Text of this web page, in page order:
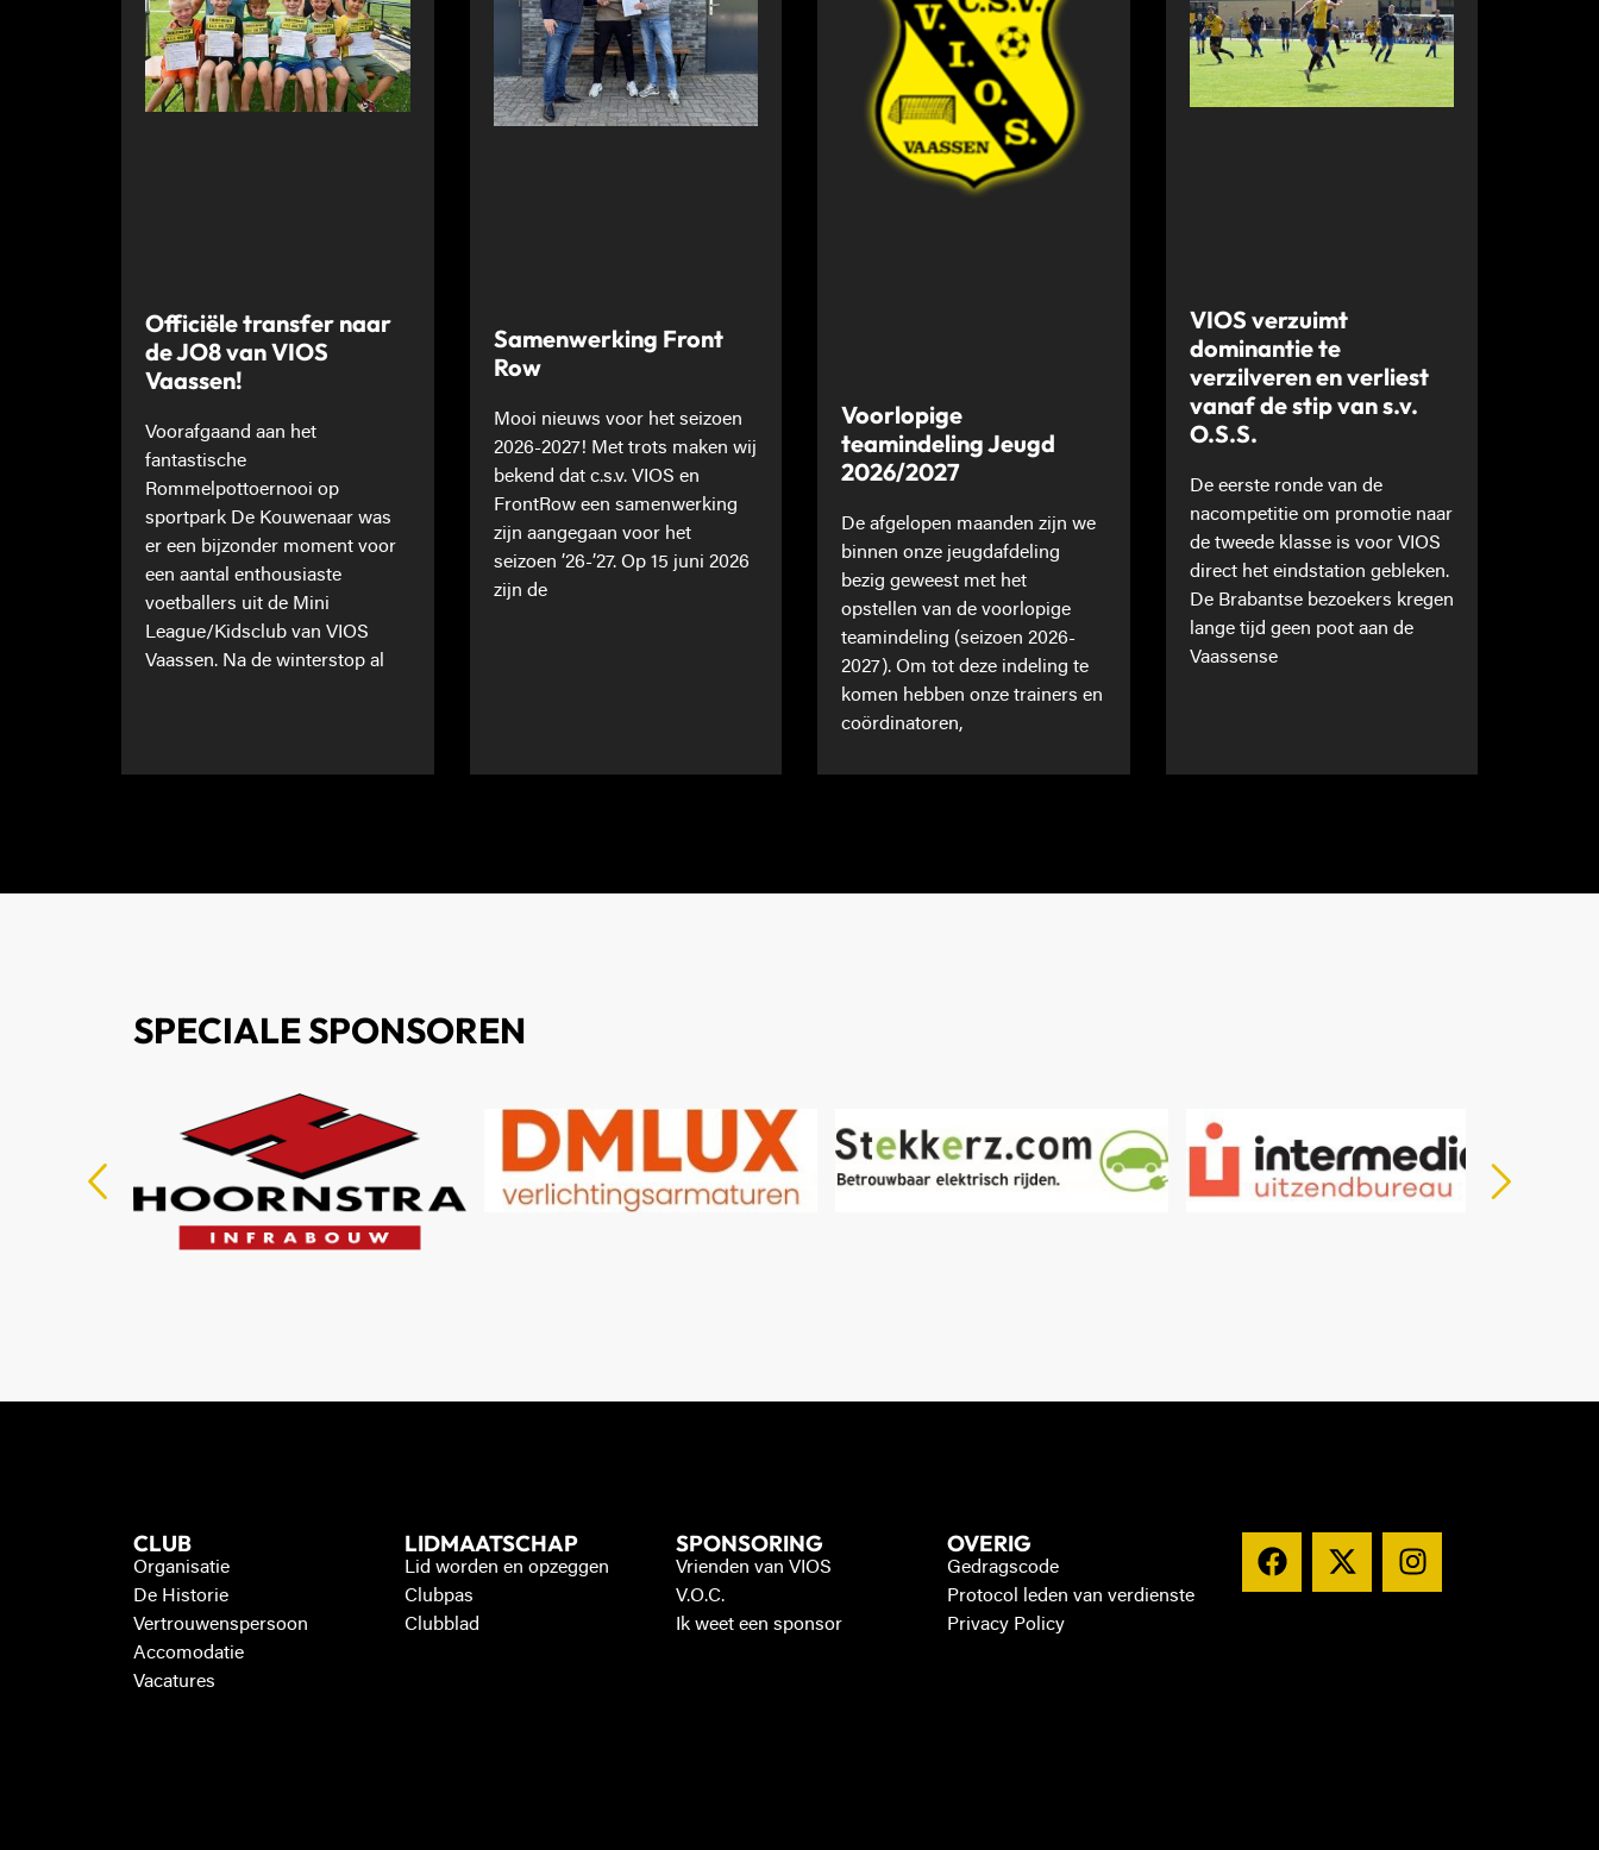
Officiële transfer naar
de JO8 van VIOS
Vaassen!
Voorafgaand aan het
fantastische
Rommelpottoernooi op
sportpark De Kouwenaar was
er een bijzonder moment voor
een aantal enthousiaste
voetballers uit de Mini
League/Kidsclub van VIOS
Vaassen. Na de winterstop al
Samenwerking Front
Row
Mooi nieuws voor het seizoen
2026-2027! Met trots maken wij
bekend dat c.s.v. VIOS en
FrontRow een samenwerking
zijn aangegaan voor het
seizoen ’26-’27. Op 15 juni 2026
zijn de
Voorlopige
teamindeling Jeugd
2026/2027
De afgelopen maanden zijn we
binnen onze jeugdafdeling
bezig geweest met het
opstellen van de voorlopige
teamindeling (seizoen 2026-
2027). Om tot deze indeling te
komen hebben onze trainers en
coördinatoren,
VIOS verzuimt
dominantie te
verzilveren en verliest
vanaf de stip van s.v.
O.S.S.
De eerste ronde van de
nacompetitie om promotie naar
de tweede klasse is voor VIOS
direct het eindstation gebleken.
De Brabantse bezoekers kregen
lange tijd geen poot aan de
Vaassense
SPECIALE SPONSOREN
CLUB
Organisatie
De Historie
Vertrouwenspersoon
Accomodatie
Vacatures
LIDMAATSCHAP
Lid worden en opzeggen
Clubpas
Clubblad
SPONSORING
Vrienden van VIOS
V.O.C.
Ik weet een sponsor
OVERIG
Gedragscode
Protocol leden van verdienste
Privacy Policy